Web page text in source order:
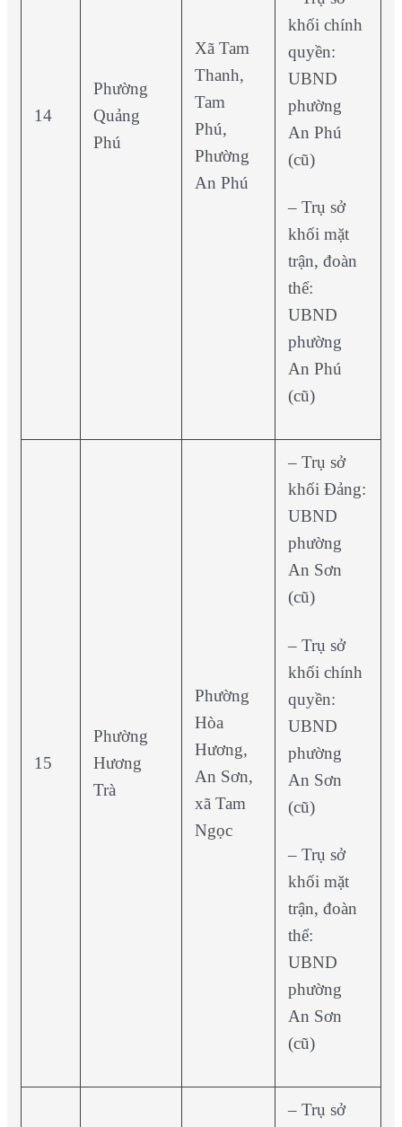
14
Phường
Quảng
Phú
Xã Tam
Thanh,
Tam
Phú,
Phường
An Phú
khối chính
quyền:
UBND
phường
An Phú
(cũ)
– Trụ sở
khối mặt
trận, đoàn
thể:
UBND
phường
An Phú
(cũ)
15
Phường
Hương
Trà
Phường
Hòa
Hương,
An Sơn,
xã Tam
Ngọc
– Trụ sở
khối Đảng:
UBND
phường
An Sơn
(cũ)
– Trụ sở
khối chính
quyền:
UBND
phường
An Sơn
(cũ)
– Trụ sở
khối mặt
trận, đoàn
thể:
UBND
phường
An Sơn
(cũ)
– Trụ sở